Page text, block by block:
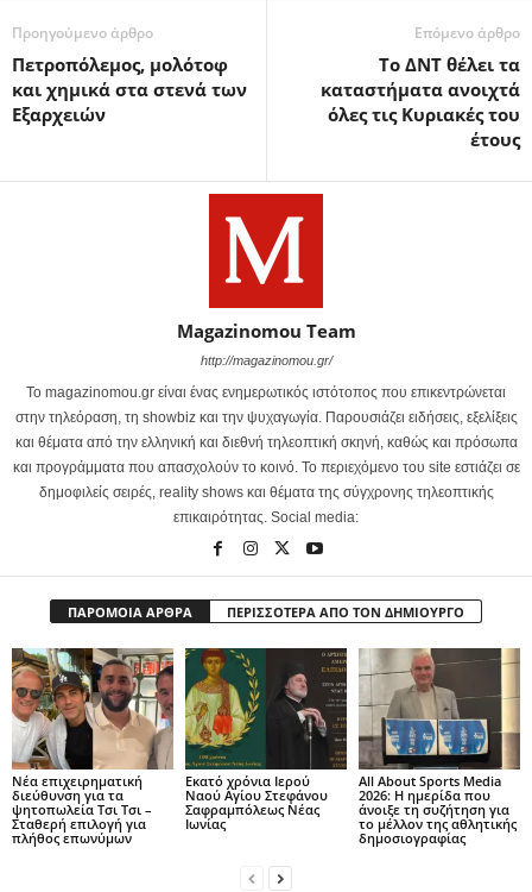
Προηγούμενο άρθρο
Πετροπόλεμος, μολότοφ
και χημικά στα στενά των
Εξαρχειών
Επόμενο άρθρο
Το ΔΝΤ θέλει τα
καταστήματα ανοιχτά
όλες τις Κυριακές του
έτους
Magazinomou Team
http://magazinomou.gr/
Το magazinomou.gr είναι ένας ενημερωτικός ιστότοπος που επικεντρώνεται
στην τηλεόραση, τη showbiz και την ψυχαγωγία. Παρουσιάζει ειδήσεις, εξελίξεις
και θέματα από την ελληνική και διεθνή τηλεοπτική σκηνή, καθώς και πρόσωπα
και προγράμματα που απασχολούν το κοινό. Το περιεχόμενο του site εστιάζει σε
δημοφιλείς σειρές, reality shows και θέματα της σύγχρονης τηλεοπτικής
επικαιρότητας. Social media:
ΠΑΡΟΜΟΙΑ ΑΡΘΡΑ ΠΕΡΙΣΣΟΤΕΡΑ ΑΠΟ ΤΟΝ ΔΗΜΙΟΥΡΓΟ
Νέα επιχειρηματική
διεύθυνση για τα
ψητοπωλεία Τσι Τσι –
Σταθερή επιλογή για
πλήθος επωνύμων
Εκατό χρόνια Ιερού
Ναού Αγίου Στεφάνου
Σαφραμπόλεως Νέας
Ιωνίας
All About Sports Media
2026: Η ημερίδα που
άνοιξε τη συζήτηση για
το μέλλον της αθλητικής
δημοσιογραφίας